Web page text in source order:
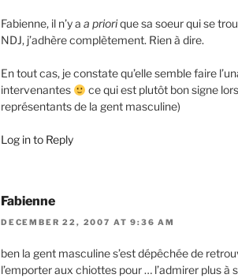
Fabienne, il n’y a a priorique sa soeur qui se
NDJ, j’adhère complètement. Rien à dire.
En tout cas, je constate qu’elle semble faire
intervenantes
ce qui est plutôt bon signe
représentants de la gent masculine)
Log in to Reply
Fabienne
DECEMBER 22, 2007 AT 9:36 AM
ben la gent masculine s’est dépêchée de
l’emporter aux chiottes pour … l’admirer plus à